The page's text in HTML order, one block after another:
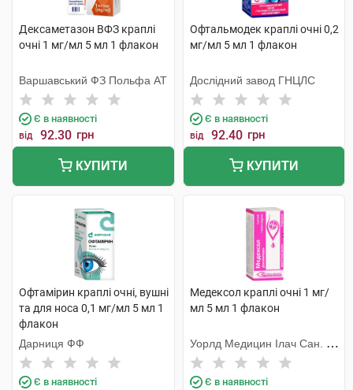
Дексаметазон ВФЗ краплі
очні 1 мг/мл 5 мл 1 флакон
Варшавський ФЗ Польфа АТ
Є в наявності
від 92.30 грн
КУПИТИ
Офтальмодек краплі очні 0,2
мг/мл 5 мл 1 флакон
Дослідний завод ГНЦЛС
Є в наявності
від 92.40 грн
КУПИТИ
Офтамірин краплі очні, вушні
та для носа 0,1 мг/мл 5 мл 1
флакон
Дарниця ФФ
Є в наявності
Медексол краплі очні 1 мг/
мл 5 мл 1 флакон
Уорлд Медицин Ілач Сан. Ве
Тідж
Є в наявності